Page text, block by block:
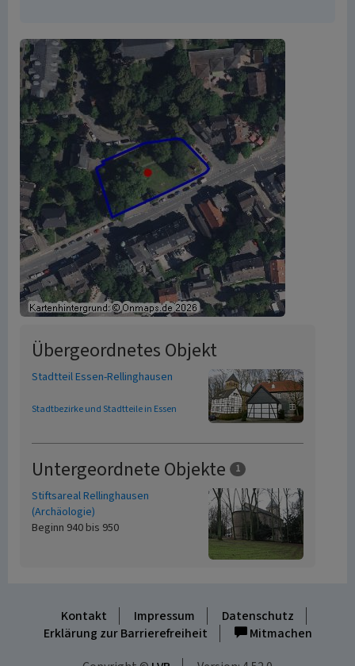
Übergeordnetes Objekt
Stadtteil Essen-Rellinghausen
Stadtbezirke und Stadtteile in Essen
Untergeordnete Objekte 1
Stiftsareal Rellinghausen
(Archäologie)
Beginn 940 bis 950
Kontakt Impressum
Datenschutz
Erklärung zur Barrierefreiheit
Mitmachen